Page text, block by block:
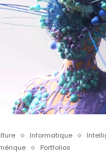
Informatique
Portfolios